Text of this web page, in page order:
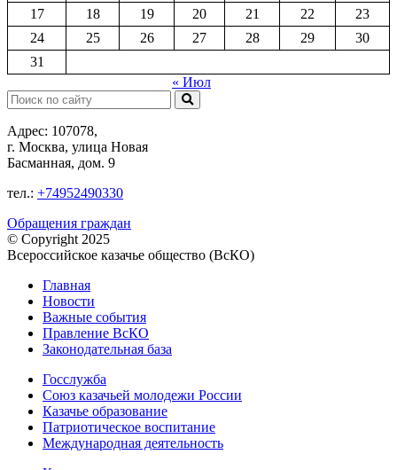
17
18 19 20 21 22
23
24
25 26 27 28 29
30
31
« Июл
Поиск:
Адрес: 107078,
г. Москва, улица Новая
Басманная, дом. 9
тел.: +74952490330
Обращения граждан
© Copyright 2025
Всероссийское казачье общество (ВсКО)
Главная
Новости
Важные события
Правление ВсКО
Законодательная база
Госслужба
Союз казачьей молодежи России
Казачье образование
Патриотическое воспитание
Международная деятельность